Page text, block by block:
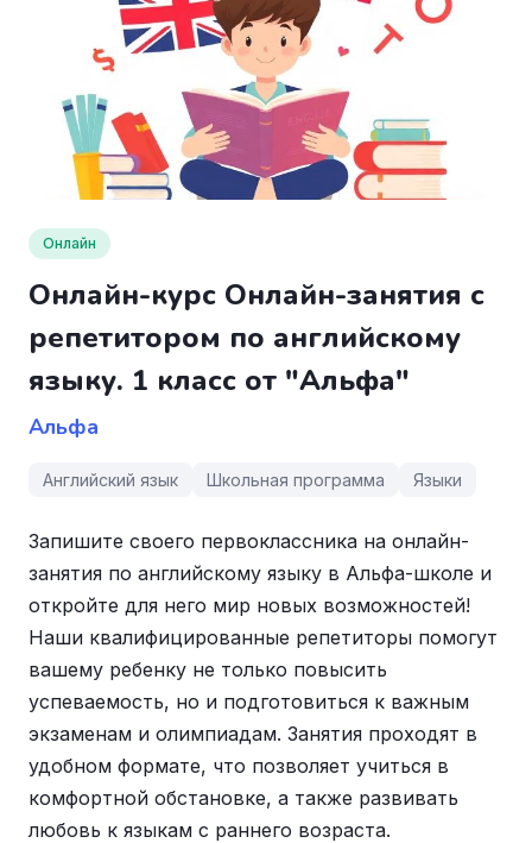
Онлайн
Онлайн-курс Онлайн-занятия с
репетитором по английскому
языку. 1 класс от "Альфа"
Альфа
Английский язык Школьная программа Языки
Запишите своего первоклассника на онлайн-
занятия по английскому языку в Альфа-школе и
откройте для него мир новых возможностей!
Наши квалифицированные репетиторы помогут
вашему ребенку не только повысить
успеваемость, но и подготовиться к важным
экзаменам и олимпиадам. Занятия проходят в
удобном формате, что позволяет учиться в
комфортной обстановке, а также развивать
любовь к языкам с раннего возраста.